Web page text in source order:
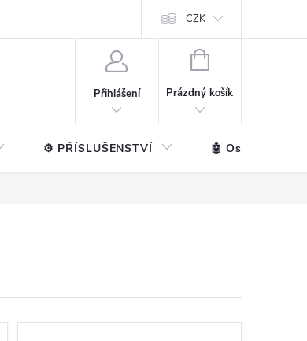
CZK
Přihlášení
NÁKUPNÍ
Prázdný košík
⚙️ PŘÍSLUŠENSTVÍ 🤖 Ostatní